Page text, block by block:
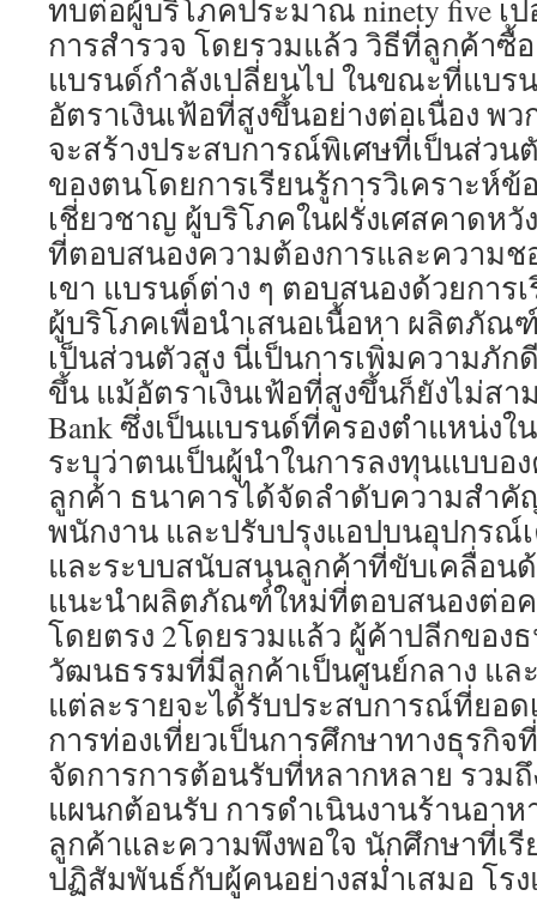
ทบต่อผู้บริโภคประมาณ ninety five เ
การสำรวจ โดยรวมแล้ว วิธีที่ลูกค้าซื้
แบรนด์กำลังเปลี่ยนไป ในขณะที่แบร
อัตราเงินเฟ้อที่สูงขึ้นอย่างต่อเนื่อง พ
จะสร้างประสบการณ์พิเศษที่เป็นส่วน
ของตนโดยการเรียนรู้การวิเคราะห์
เชี่ยวชาญ ผู้บริโภคในฝรั่งเศสคาดห
ที่ตอบสนองความต้องการและความช
เขา แบรนด์ต่าง ๆ ตอบสนองด้วยการ
ผู้บริโภคเพื่อนำเสนอเนื้อหา ผลิตภัณ
เป็นส่วนตัวสูง นี่เป็นการเพิ่มความภั
ขึ้น แม้อัตราเงินเฟ้อที่สูงขึ้นก็ยังไม่สา
Bank ซึ่งเป็นแบรนด์ที่ครองตำแหน่งใ
ระบุว่าตนเป็นผู้นำในการลงทุนแบบอ
ลูกค้า ธนาคารได้จัดลำดับความสำคั
พนักงาน และปรับปรุงแอปบนอุปกร
และระบบสนับสนุนลูกค้าที่ขับเคลื่อนด้
แนะนำผลิตภัณฑ์ใหม่ที่ตอบสนองต่อ
โดยตรง 2โดยรวมแล้ว ผู้ค้าปลีกของ
วัฒนธรรมที่มีลูกค้าเป็นศูนย์กลาง แล
แต่ละรายจะได้รับประสบการณ์ที่ยอด
การท่องเที่ยวเป็นการศึกษาทางธุรกิจ
จัดการการต้อนรับที่หลากหลาย รวม
แผนกต้อนรับ การดำเนินงานร้านอาห
ลูกค้าและความพึงพอใจ นักศึกษาที่เ
ปฏิสัมพันธ์กับผู้คนอย่างสม่ำเสมอ โร